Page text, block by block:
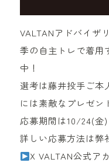
VALTANアドバイザ
季の自主トレで着用
中！
選考は藤井投手ご本
には素敵なプレゼン
応募期間は10/24(金)
詳しい応募方法は弊
X VALTAN公式ア